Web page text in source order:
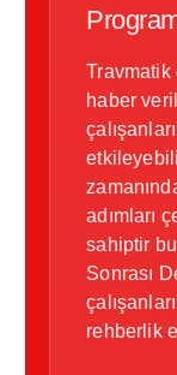
haber
adımları
sahiptir
Sonrası
rehberlik